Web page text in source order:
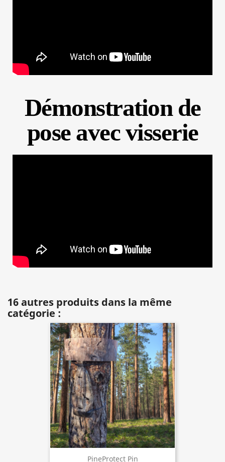
Démonstration de
pose avec visserie
16 autres produits dans la même
catégorie :
PineProtect Pin